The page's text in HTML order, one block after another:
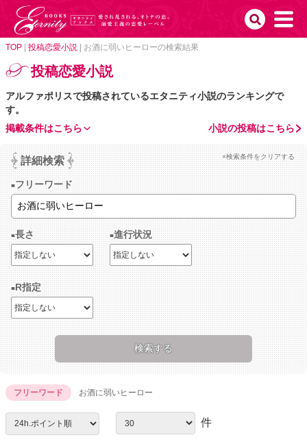
TOP 投稿恋愛小説 お酒に弱いヒーローの検索結果
投稿恋愛小説
アルファポリスで投稿されているエタニティ小説のランキングで
す。
小説の投稿はこちら
掲載条件はこちら
詳細検索 ×検索条件をクリアする
フリーワード
長さ 進行状況
R指定
フリーワード お酒に弱いヒーロー
件